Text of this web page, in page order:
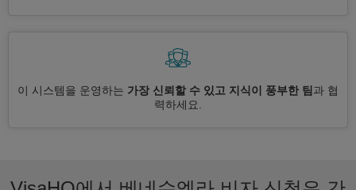
이 시스템을 운영하는 가장 신뢰할 수 있고 지식이 풍부한 팀 과 협
력하세요.